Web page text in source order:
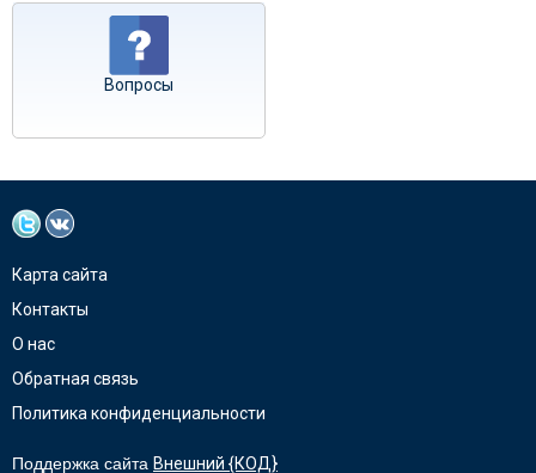
Вопросы
Карта сайта
Контакты
О нас
Обратная связь
Политика конфиденциальности
Поддержка сайта Внешний {КОД}